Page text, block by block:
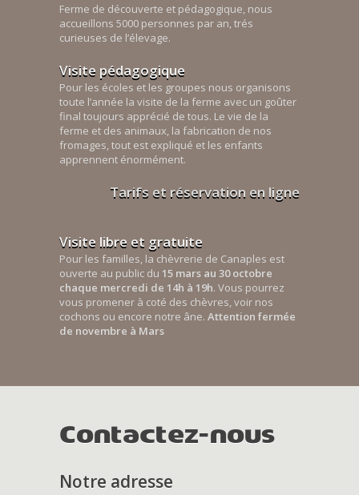
Ferme de découverte et pédagogique, nous
accueillons 5000 personnes par an, trés
curieuses de l’élevage.
Visite pédagogique
Pour les écoles et les groupes nous organisons
toute l’année la visite de la ferme avec un goûter
final toujours apprécié de tous. Le vie de la
ferme et des animaux, la fabrication de nos
fromages, tout est expliqué et les enfants
apprennent énormément.
Tarifs et réservation en ligne
Visite libre et gratuite
Pour les familles, la chèvrerie de Canaples est
ouverte au public du 15 mars au 30 octobre
chaque mercredi de 14h à 19h. Vous pourrez
vous promener à coté des chèvres, voir nos
cochons ou encore notre âne. Attention fermée
de novembre à Mars
Contactez-nous
Notre adresse